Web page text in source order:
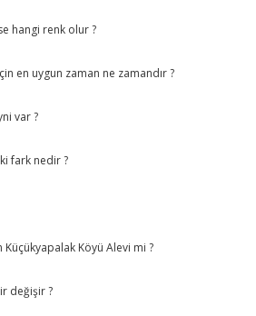
hangi renk olur ?
en uygun zaman ne zamandır ?
var ?
fark nedir ?
Köyü Alevi mi ?
değişir ?